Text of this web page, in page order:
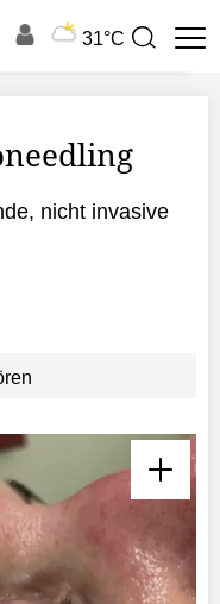
31°C
Suchbegriff
nicht invasive